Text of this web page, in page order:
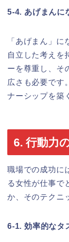
5-4. あげまんに
「あげまん」に
自立した考えを
ーを尊重し、そ
広さも必要です
ナーシップを築
6. 行動力
職場での成功に
る女性が仕事で
か、そのテクニ
6-1. 効率的なタ